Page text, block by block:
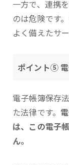
一方で、連携
のは危険です
よく備えたサ
ポイント⑤
電子帳簿保存
た法律です。
は、この電子
ん。